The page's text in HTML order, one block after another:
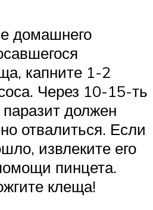
домашнего
капните 1-2
Через 10-15-ть
должен
отвалиться. Если
извлеките его
пинцета.
клеща!